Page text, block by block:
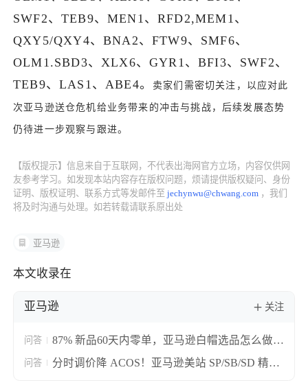
SWF2、TEB9、MEN1、RFD2,MEM1、
QXY5/QXY4、BNA2、FTW9、SMF6、
OLM1.SBD3、XLX6、GYR1、BFI3、SWF2、
TEB9、LAS1、ABE4。
卖家们需密切关注，以应对此
次亚马逊送仓危机给业务带来的冲击与挑战，后续发展态势
仍待进一步观察与跟进。
【版权提示】信息来自于互联网，不代表出海网官方立场，内容仅供网
友参考学习。如发现本站内容存在版权问题，烦请提供版权疑问、身份
证明、版权证明、联系方式等发邮件至jechynwu@chwang.com ，我们
将及时沟通与处理。如若转载请联系原出处
亚马逊
本文收录在
亚马逊 关注
问答
87% 新品60天内零单，亚马逊白帽选品怎么做才
能出单？适合新手的亚马逊白帽选品落地攻略！
问答
分时调价降 ACOS！亚马逊美站 SP/SB/SD 精细